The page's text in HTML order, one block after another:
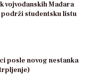
vojvođanskih Mađara
studentsku listu
posle novog nestanka